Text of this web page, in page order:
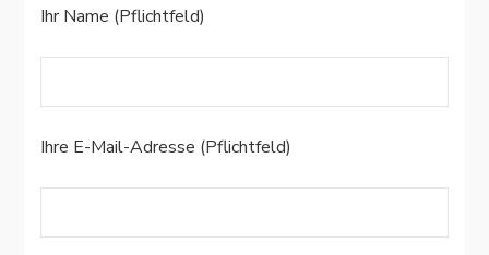
Ihr Name (Pflichtfeld)
Ihre E-Mail-Adresse (Pflichtfeld)